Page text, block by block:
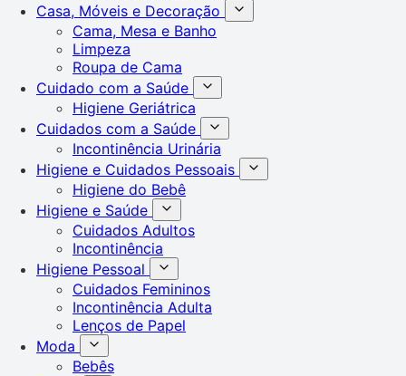
Casa, Móveis e Decoração
Cama, Mesa e Banho
Limpeza
Roupa de Cama
Cuidado com a Saúde
Higiene Geriátrica
Cuidados com a Saúde
Incontinência Urinária
Higiene e Cuidados Pessoais
Higiene do Bebê
Higiene e Saúde
Cuidados Adultos
Incontinência
Higiene Pessoal
Cuidados Femininos
Incontinência Adulta
Lenços de Papel
Moda
Bebês